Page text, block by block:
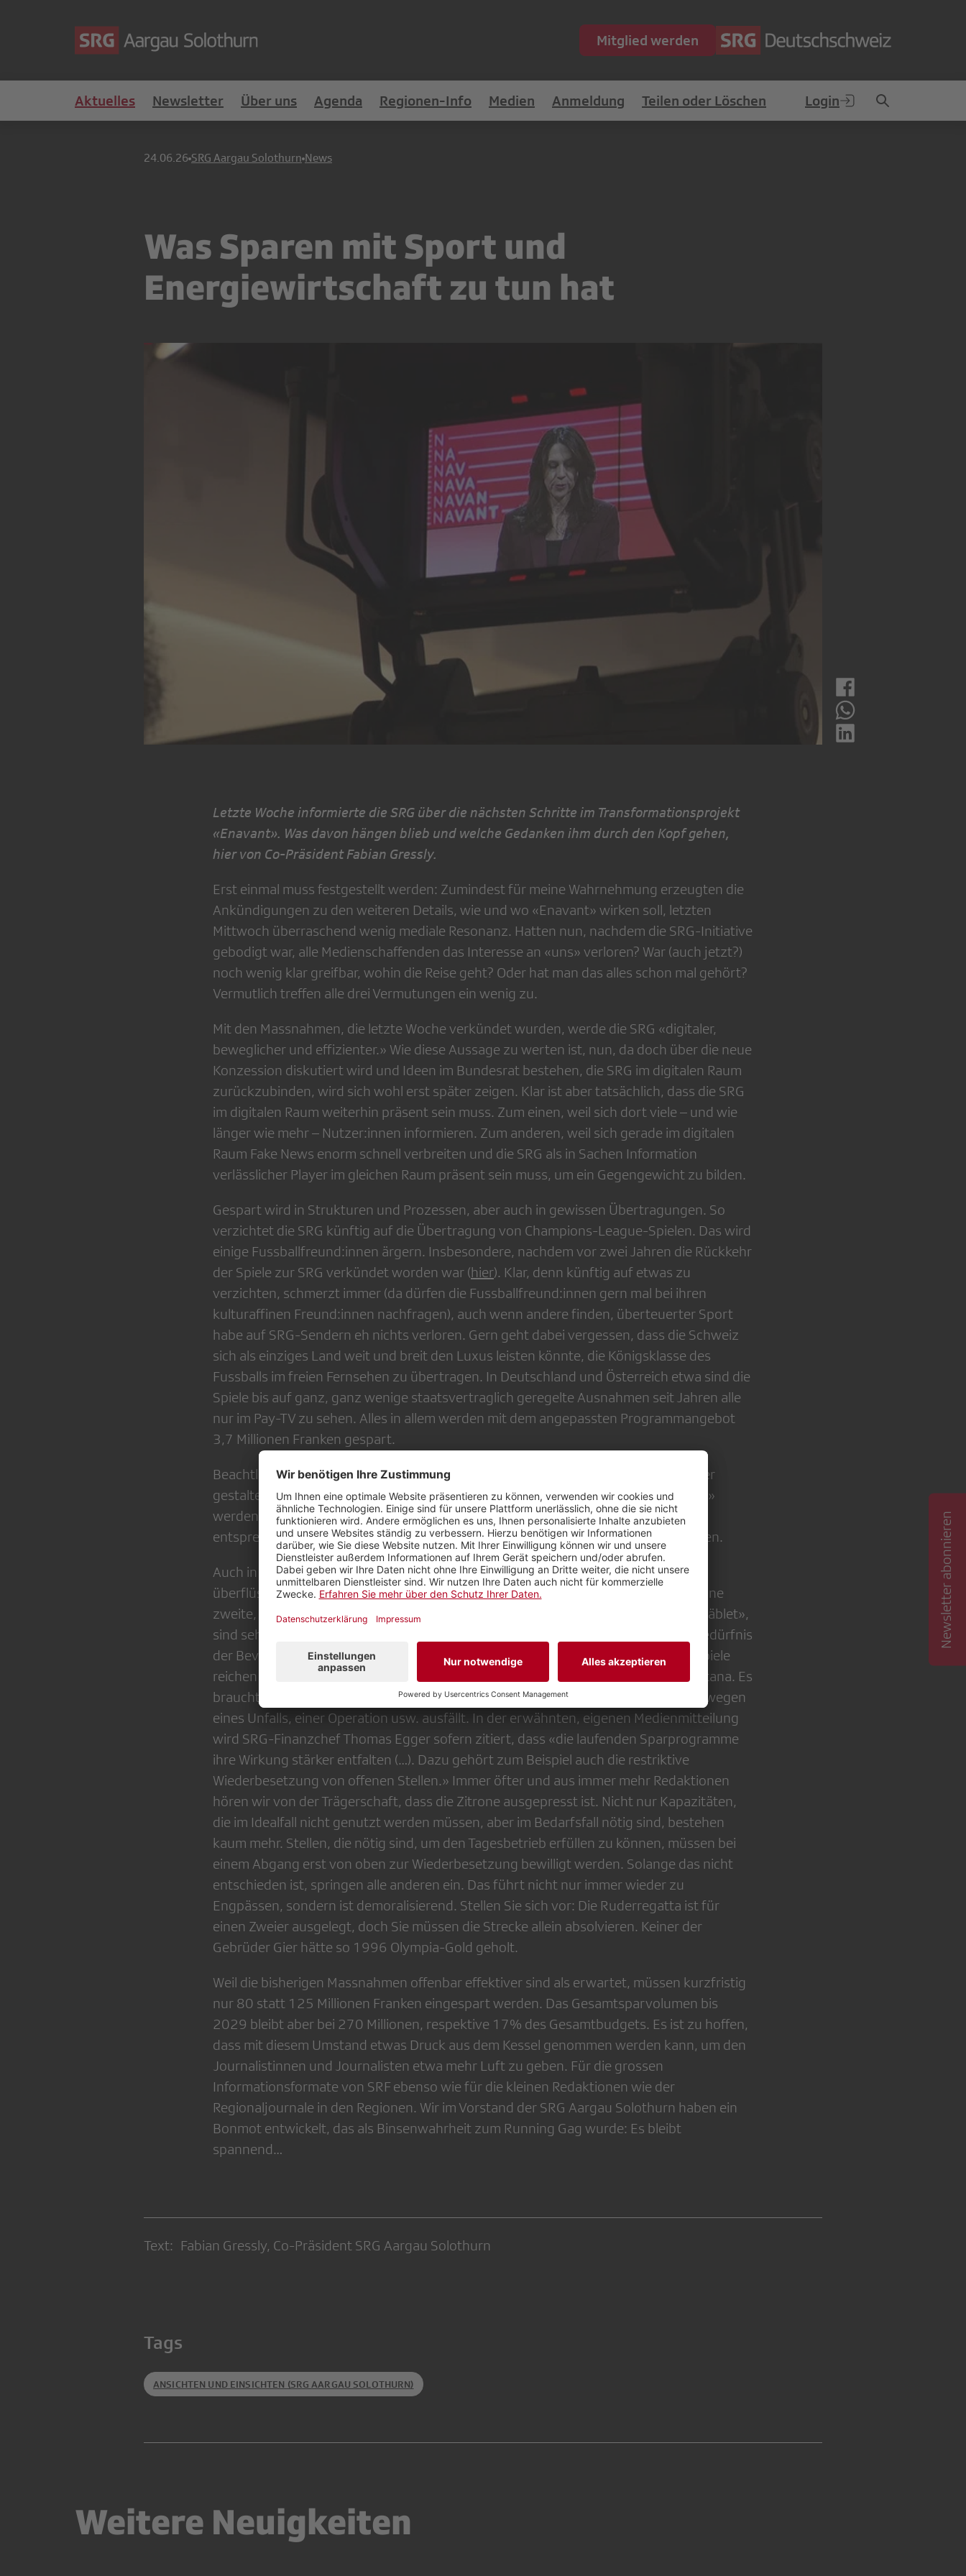
Mitglied werden
Aktuelles Newsletter Über uns Agenda Regionen-Info Medien Anmeldung Teilen oder Löschen Login
24.06.26 SRG Aargau Solothurn News
Was Sparen mit Sport und
Energiewirtschaft zu tun hat
Letzte Woche informierte die SRG über die nächsten Schritte im Transformationsprojekt
«Enavant». Was davon hängen blieb und welche Gedanken ihm durch den Kopf gehen,
hier von Co-Präsident Fabian Gressly.
Erst einmal muss festgestellt werden: Zumindest für meine Wahrnehmung erzeugten die
Ankündigungen zu den weiteren Details, wie und wo «Enavant» wirken soll, letzten
Mittwoch überraschend wenig mediale Resonanz. Hatten nun, nachdem die SRG-Initiative
gebodigt war, alle Medienschaffenden das Interesse an «uns» verloren? War (auch jetzt?)
noch wenig klar greifbar, wohin die Reise geht? Oder hat man das alles schon mal gehört?
Vermutlich treffen alle drei Vermutungen ein wenig zu.
Mit den Massnahmen, die letzte Woche verkündet wurden, werde die SRG «digitaler,
beweglicher und effizienter.» Wie diese Aussage zu werten ist, nun, da doch über die neue
Konzession diskutiert wird und Ideen im Bundesrat bestehen, die SRG im digitalen Raum
zurückzubinden, wird sich wohl erst später zeigen. Klar ist aber tatsächlich, dass die SRG
im digitalen Raum weiterhin präsent sein muss. Zum einen, weil sich dort viele – und wie
länger wie mehr – Nutzer:innen informieren. Zum anderen, weil sich gerade im digitalen
Raum Fake News enorm schnell verbreiten und die SRG als in Sachen Information
verlässlicher Player im gleichen Raum präsent sein muss, um ein Gegengewicht zu bilden.
Gespart wird in Strukturen und Prozessen, aber auch in gewissen Übertragungen. So
verzichtet die SRG künftig auf die Übertragung von Champions-League-Spielen. Das wird
einige Fussballfreund:innen ärgern. Insbesondere, nachdem vor zwei Jahren die Rückkehr
der Spiele zur SRG verkündet worden war (hier). Klar, denn künftig auf etwas zu
verzichten, schmerzt immer (da dürfen die Fussballfreund:innen gern mal bei ihren
kulturaffinen Freund:innen nachfragen), auch wenn andere finden, überteuerter Sport
habe auf SRG-Sendern eh nichts verloren. Gern geht dabei vergessen, dass die Schweiz
sich als einziges Land weit und breit den Luxus leisten könnte, die Königsklasse des
Fussballs im freien Fernsehen zu übertragen. In Deutschland und Österreich etwa sind die
Spiele bis auf ganz, ganz wenige staatsvertraglich geregelte Ausnahmen seit Jahren alle
nur im Pay-TV zu sehen. Alles in allem werden mit dem angepassten Programmangebot
3,7 Millionen Franken gespart.
Beachtlich ist das Sparvolumen offenbar, wenn die Programmherstellung effizienter
gestaltet wird und, so die eigeneMedienmitteilung, «Doppelspurigkeiten abgebaut»
werden, die sich in der komplexen Struktur der SRG ergeben hatten. Mit den
entsprechenden Massnahmen sollen knapp 50 Millionen Franken eingespart werden.
Auch in der Energiewirtschaft gibt es Doppelspurigkeiten. Und sie sind nicht etwa
überflüssig, sondern haben einen Zweck: Fällt eine Versorgungslinie aus, besteht eine
zweite, die «einspringt». Ähnliche Mechanismen gibt es im Journalismus: Wenn’s «räblet»,
sind sehr schnell sehr viele personelle Ressourcen gefragt, um dem Informationsbedürfnis
der Bevölkerung (und dem auferlegten Auftrag) nachkommen zu können. Die Beispiele
reichen von «9/11» über den Credit-Suisse-Kollaps bis zum Brand von Crans-Montana. Es
braucht aber auch Leute, die einspringen können, wenn jemand krankheitshalber, wegen
eines Unfalls, einer Operation usw. ausfällt. In der erwähnten, eigenen Medienmitteilung
wird SRG-Finanzchef Thomas Egger sofern zitiert, dass «die laufenden Sparprogramme
ihre Wirkung stärker entfalten (…). Dazu gehört zum Beispiel auch die restriktive
Wiederbesetzung von offenen Stellen.» Immer öfter und aus immer mehr Redaktionen
hören wir von der Trägerschaft, dass die Zitrone ausgepresst ist. Nicht nur Kapazitäten,
die im Idealfall nicht genutzt werden müssen, aber im Bedarfsfall nötig sind, bestehen
kaum mehr. Stellen, die nötig sind, um den Tagesbetrieb erfüllen zu können, müssen bei
einem Abgang erst von oben zur Wiederbesetzung bewilligt werden. Solange das nicht
entschieden ist, springen alle anderen ein. Das führt nicht nur immer wieder zu
Engpässen, sondern ist demoralisierend. Stellen Sie sich vor: Die Ruderregatta ist für
einen Zweier ausgelegt, doch Sie müssen die Strecke allein absolvieren. Keiner der
Gebrüder Gier hätte so 1996 Olympia-Gold geholt.
Weil die bisherigen Massnahmen offenbar effektiver sind als erwartet, müssen kurzfristig
nur 80 statt 125 Millionen Franken eingespart werden. Das Gesamtsparvolumen bis
2029 bleibt aber bei 270 Millionen, respektive 17% des Gesamtbudgets. Es ist zu hoffen,
dass mit diesem Umstand etwas Druck aus dem Kessel genommen werden kann, um den
Journalistinnen und Journalisten etwa mehr Luft zu geben. Für die grossen
Informationsformate von SRF ebenso wie für die kleinen Redaktionen wie der
Regionaljournale in den Regionen. Wir im Vorstand der SRG Aargau Solothurn haben ein
Bonmot entwickelt, das als Binsenwahrheit zum Running Gag wurde: Es bleibt
spannend…
Text: Fabian Gressly, Co-Präsident SRG Aargau Solothurn
Tags
ANSICHTEN UND EINSICHTEN (SRG AARGAU SOLOTHURN)
Weitere Neuigkeiten
Newsletter abonnieren